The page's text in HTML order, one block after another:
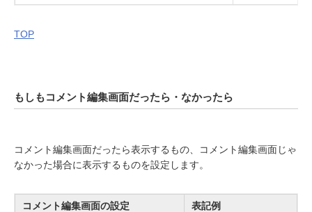
TOP
もしもコメント編集画面だったら・なかったら
コメント編集画面だったら表示するもの、コメント編集画面じゃ
なかった場合に表示するものを設定します。
コメント編集画面の設定 表記例